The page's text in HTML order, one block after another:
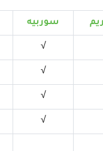
سوربيه
√
√
√
√